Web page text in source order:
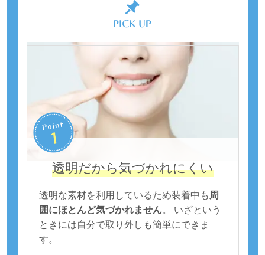
透明だから気づかれにくい
透明な素材を利用しているため装着中も 周
囲にほとんど気づかれません。 いざという
ときには自分で取り外しも簡単にできま
す。